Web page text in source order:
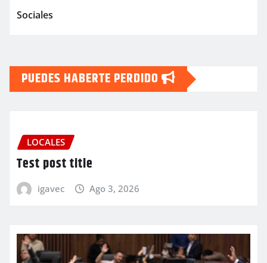
Sociales
PUEDES HABERTE PERDIDO
LOCALES
Test post title
igavec Ago 3, 2026